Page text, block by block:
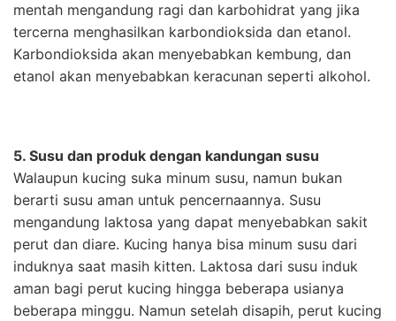
mentah mengandung ragi dan karbohidrat yang jika
tercerna menghasilkan karbondioksida dan etanol.
Karbondioksida akan menyebabkan kembung, dan
etanol akan menyebabkan keracunan seperti alkohol.
5. Susu dan produk dengan kandungan susu
Walaupun kucing suka minum susu, namun bukan
berarti susu aman untuk pencernaannya. Susu
mengandung laktosa yang dapat menyebabkan sakit
perut dan diare. Kucing hanya bisa minum susu dari
induknya saat masih kitten. Laktosa dari susu induk
aman bagi perut kucing hingga beberapa usianya
beberapa minggu. Namun setelah disapih, perut kucing